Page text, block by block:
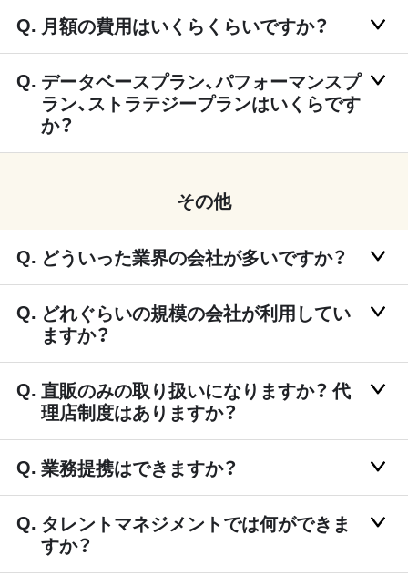
月額の費用はいくらくらいですか？
データベースプラン、パフォーマンスプ
ラン、ストラテジープランはいくらです
か？
その他
どういった業界の会社が多いですか？
どれぐらいの規模の会社が利用してい
ますか？
直販のみの取り扱いになりますか？ 代
理店制度はありますか？
業務提携はできますか？
タレントマネジメントでは何ができま
すか？